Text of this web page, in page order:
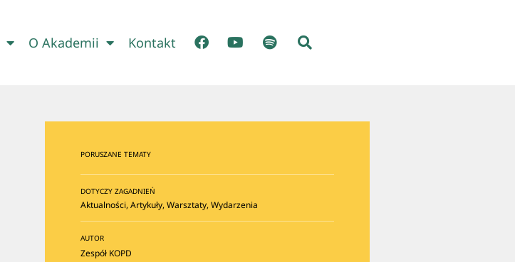
O Akademii Kontakt
PORUSZANE TEMATY
DOTYCZY ZAGADNIEŃ
Aktualności,Artykuły,Warsztaty,Wydarzenia
AUTOR
Zespół KOPD